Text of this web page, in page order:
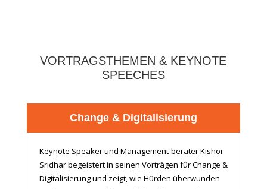
VORTRAGSTHEMEN & KEYNOTE
SPEECHES
Change & Digitalisierung
Keynote Speaker und Management-berater Kishor
Sridhar begeistert in seinen Vorträgen für Change &
Digitalisierung und zeigt, wie Hürden überwunden